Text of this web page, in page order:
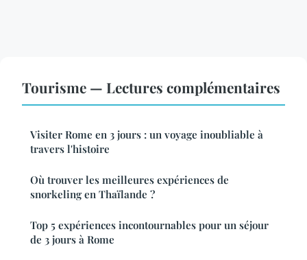
Tourisme — Lectures complémentaires
Visiter Rome en 3 jours : un voyage inoubliable à
travers l'histoire
Où trouver les meilleures expériences de
snorkeling en Thaïlande ?
Top 5 expériences incontournables pour un séjour
de 3 jours à Rome